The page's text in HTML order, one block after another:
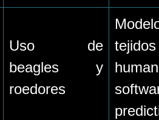
Uso de
beagles y
roedores
tejidos